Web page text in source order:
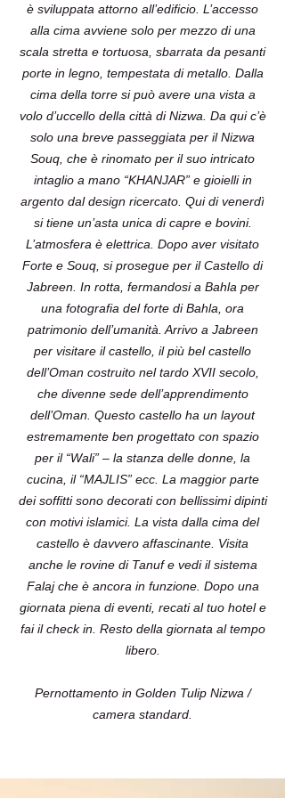
è sviluppata attorno all’edificio. L’accesso
alla cima avviene solo per mezzo di una
scala stretta e tortuosa, sbarrata da pesanti
porte in legno, tempestata di metallo. Dalla
cima della torre si può avere una vista a
volo d’uccello della città di Nizwa. Da qui c’è
solo una breve passeggiata per il Nizwa
Souq, che è rinomato per il suo intricato
intaglio a mano “KHANJAR” e gioielli in
argento dal design ricercato. Qui di venerdì
si tiene un’asta unica di capre e bovini.
L’atmosfera è elettrica. Dopo aver visitato
Forte e Souq, si prosegue per il Castello di
Jabreen. In rotta, fermandosi a Bahla per
una fotografia del forte di Bahla, ora
patrimonio dell’umanità. Arrivo a Jabreen
per visitare il castello, il più bel castello
dell’Oman costruito nel tardo XVII secolo,
che divenne sede dell’apprendimento
dell’Oman. Questo castello ha un layout
estremamente ben progettato con spazio
per il “Wali” – la stanza delle donne, la
cucina, il “MAJLIS” ecc. La maggior parte
dei soffitti sono decorati con bellissimi dipinti
con motivi islamici. La vista dalla cima del
castello è davvero affascinante. Visita
anche le rovine di Tanuf e vedi il sistema
Falaj che è ancora in funzione. Dopo una
giornata piena di eventi, recati al tuo hotel e
fai il check in. Resto della giornata al tempo
libero.
Pernottamento in Golden Tulip Nizwa /
camera standard.